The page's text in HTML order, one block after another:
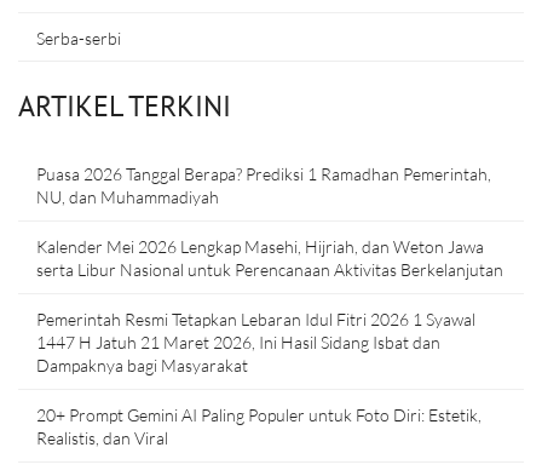
Serba-serbi
ARTIKEL TERKINI
Puasa 2026 Tanggal Berapa? Prediksi 1 Ramadhan Pemerintah,
NU, dan Muhammadiyah
Kalender Mei 2026 Lengkap Masehi, Hijriah, dan Weton Jawa
serta Libur Nasional untuk Perencanaan Aktivitas Berkelanjutan
Pemerintah Resmi Tetapkan Lebaran Idul Fitri 2026 1 Syawal
1447 H Jatuh 21 Maret 2026, Ini Hasil Sidang Isbat dan
Dampaknya bagi Masyarakat
20+ Prompt Gemini AI Paling Populer untuk Foto Diri: Estetik,
Realistis, dan Viral